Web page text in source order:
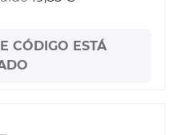
CÓDIGO ESTÁ